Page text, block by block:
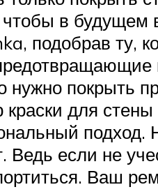
чтобы в
подобрав ту,
нужно покрыть
для
если не
Ваш